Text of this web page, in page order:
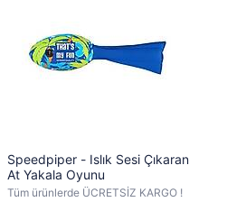
Speedpiper - Islık Sesi Çıkaran
At Yakala Oyunu
Tüm ürünlerde ÜCRETSİZ KARGO !